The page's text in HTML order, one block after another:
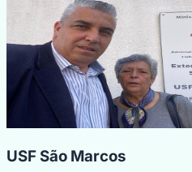
USF São Marcos